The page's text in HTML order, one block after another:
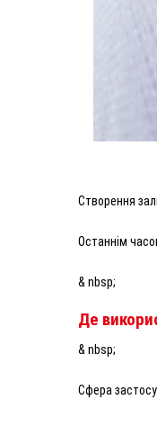
Створення
Останнім
& nbsp;
Де
& nbsp;
Сфера